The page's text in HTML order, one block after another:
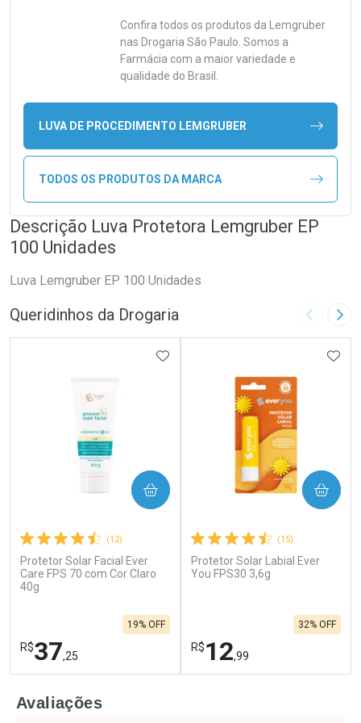
Confira todos os produtos da
Lemgruber
nas Drogaria São Paulo. Somos a
Farmácia com a maior variedade e
qualidade do Brasil.
LUVA DE PROCEDIMENTO LEMGRUBER
TODOS OS PRODUTOS DA MARCA
Descrição Luva Protetora Lemgruber EP
100 Unidades
Luva Lemgruber EP 100 Unidades
Queridinhos da Drogaria Imagem
(12)
Protetor Solar Facial Ever
Care FPS 70 com Cor Claro
40g
R$37,25
19% OFF
ADICIONAR AOS FAVORITOS
COMPRAR
(15)
Protetor Solar Labial Ever
You FPS30 3,6g
R$12,99
32% OFF
COMPRAR
Avaliações